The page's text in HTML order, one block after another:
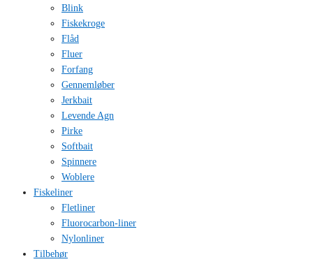
Blink
Fiskekroge
Flåd
Fluer
Forfang
Gennemløber
Jerkbait
Levende Agn
Pirke
Softbait
Spinnere
Woblere
Fiskeliner
Fletliner
Fluorocarbon-liner
Nylonliner
Tilbehør